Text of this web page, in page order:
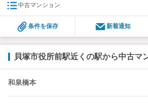
中古マンション
条件を保存 新着通知
貝塚市役所前駅近くの駅から中古マ
和泉橋本